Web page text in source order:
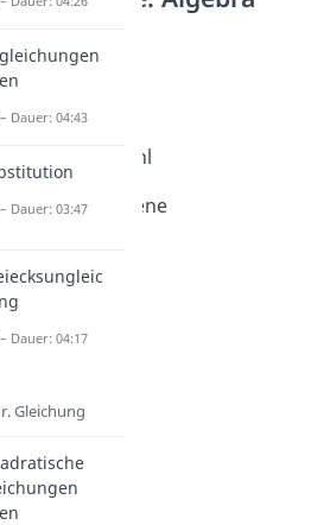
Zahlen
konjugiert
komplexe Zahl
04:08
Zahlenebene
04:18
Dauer: 04:43
Dauer: 03:47
Dauer: 04:17
Gleichung